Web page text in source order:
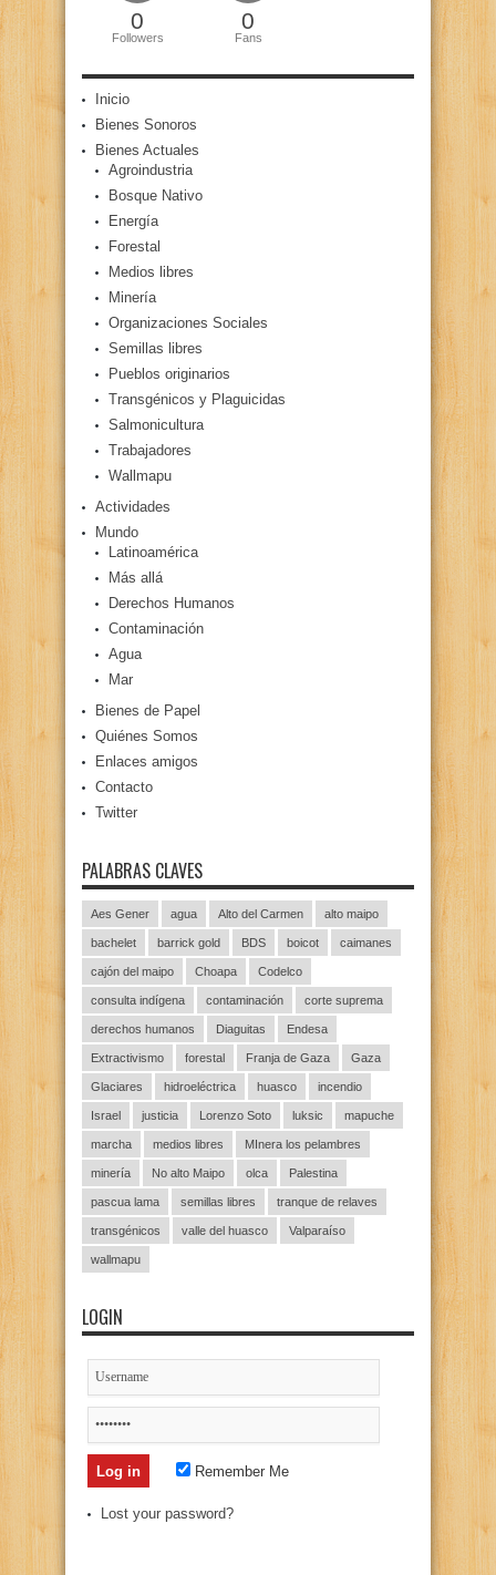
0
Followers
0
Fans
Inicio
Bienes Sonoros
Bienes Actuales
Agroindustria
Bosque Nativo
Energía
Forestal
Medios libres
Minería
Organizaciones Sociales
Semillas libres
Pueblos originarios
Transgénicos y Plaguicidas
Salmonicultura
Trabajadores
Wallmapu
Actividades
Mundo
Latinoamérica
Más allá
Derechos Humanos
Contaminación
Agua
Mar
Bienes de Papel
Quiénes Somos
Enlaces amigos
Contacto
Twitter
PALABRAS CLAVES
Aes Gener agua Alto del Carmen alto maipo
bachelet barrick gold BDS boicot caimanes
cajón del maipo Choapa Codelco
consulta indígena contaminación corte suprema
derechos humanos Diaguitas Endesa
Extractivismo forestal Franja de Gaza Gaza
Glaciares hidroeléctrica huasco incendio
Israel justicia Lorenzo Soto luksic mapuche
marcha medios libres MInera los pelambres
minería No alto Maipo olca Palestina
pascua lama semillas libres tranque de relaves
transgénicos valle del huasco Valparaíso
wallmapu
LOGIN
Remember Me
Lost your password?